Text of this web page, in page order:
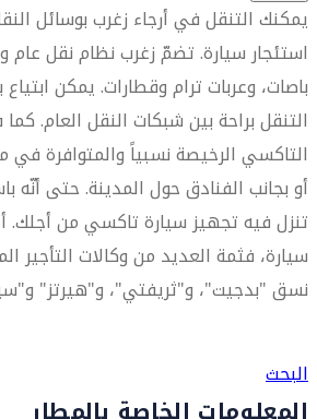
يمكنك التنقل في أرجاء زغرب بوسائل
استئجار سيارة. تضمّ زغرب نظام نقل عام
باصات، وعربات ترام وقطارات. يمكن
التنقل براحة بين شبكات النقل العام.
التاكسي الرخيصة نسبياً والمتوافرة
أو بجانب الفنادق حول المدينة. حتى أنّه
تنزل فيه تجهيز سيارة تاكسي من أجلك.
سيارة، فثمة العديد من وكالات التأجير
نسق "بدجيت"، و"ثريفتي"، و"هيرتز"
البحث